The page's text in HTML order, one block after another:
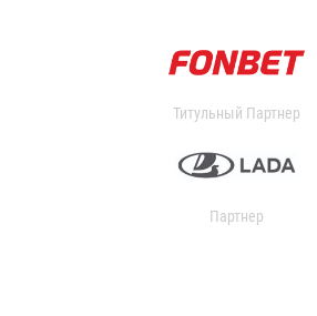
Титульный Партнер
Партнер